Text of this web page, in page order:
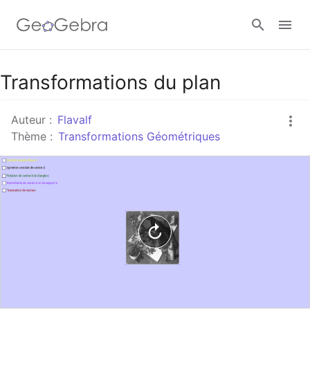
Google Classroom
Classe GeoGebra
Transformations du plan
Auteur : Flavalf
Thème : Transformations Géométriques